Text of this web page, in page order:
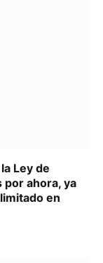
Ley de
por ahora, ya
en